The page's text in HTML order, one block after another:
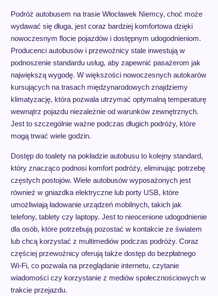
Podróż autobusem na trasie Włocławek Niemcy, choć może
wydawać się długa, jest coraz bardziej komfortowa dzięki
nowoczesnym flocie pojazdów i dostępnym udogodnieniom.
Producenci autobusów i przewoźnicy stale inwestują w
podnoszenie standardu usług, aby zapewnić pasażerom jak
największą wygodę. W większości nowoczesnych autokarów
kursujących na trasach międzynarodowych znajdziemy
klimatyzację, która pozwala utrzymać optymalną temperaturę
wewnątrz pojazdu niezależnie od warunków zewnętrznych.
Jest to szczególnie ważne podczas długich podróży, które
mogą trwać wiele godzin.
Dostęp do toalety na pokładzie autobusu to kolejny standard,
który znacząco podnosi komfort podróży, eliminując potrzebę
częstych postojów. Wiele autobusów wyposażonych jest
również w gniazdka elektryczne lub porty USB, które
umożliwiają ładowanie urządzeń mobilnych, takich jak
telefony, tablety czy laptopy. Jest to nieocenione udogodnienie
dla osób, które potrzebują pozostać w kontakcie ze światem
lub chcą korzystać z multimediów podczas podróży. Coraz
częściej przewoźnicy oferują także dostęp do bezpłatnego
Wi-Fi, co pozwala na przeglądanie internetu, czytanie
wiadomości czy korzystanie z mediów społecznościowych w
trakcie przejazdu.